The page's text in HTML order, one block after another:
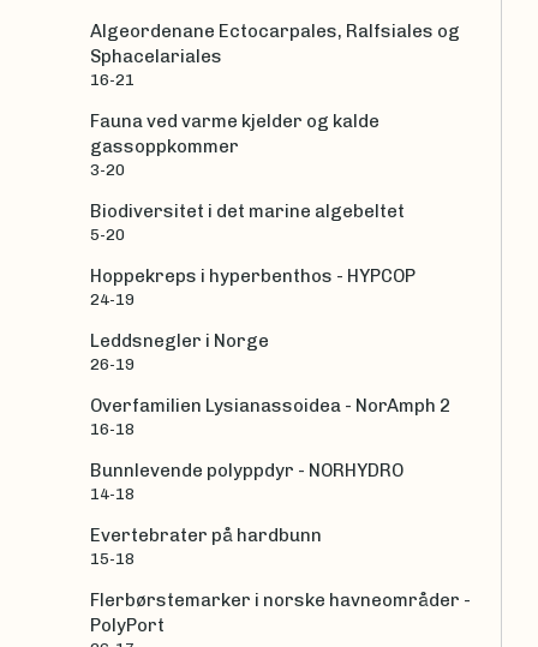
Algeordenane Ectocarpales, Ralfsiales og
Sphacelariales
16-21
Fauna ved varme kjelder og kalde
gassoppkommer
3-20
Biodiversitet i det marine algebeltet
5-20
Hoppekreps i hyperbenthos - HYPCOP
24-19
Leddsnegler i Norge
26-19
Overfamilien Lysianassoidea - NorAmph 2
16-18
Bunnlevende polyppdyr - NORHYDRO
14-18
Evertebrater på hardbunn
15-18
Flerbørstemarker i norske havneområder -
PolyPort